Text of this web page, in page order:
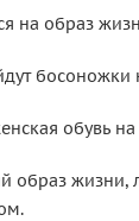
на образ
босоножки
обувь
образ